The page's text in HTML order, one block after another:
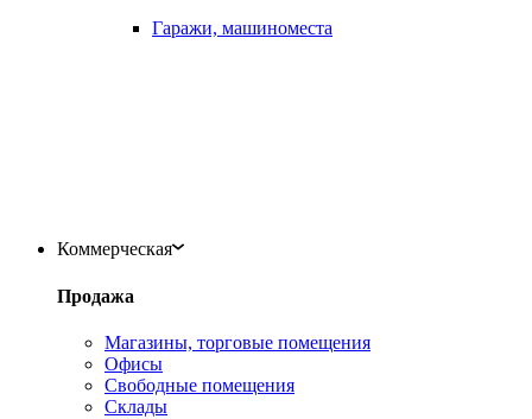
Гаражи, машиноместа
Коммерческая
Продажа
Магазины, торговые помещения
Офисы
Свободные помещения
Склады